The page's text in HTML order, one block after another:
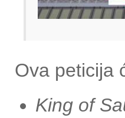
Ova peticija
King of